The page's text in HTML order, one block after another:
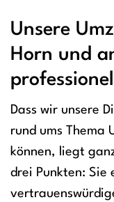
Unsere
Horn und
Dass wir unsere
rund ums Thema
können, liegt
drei Punkten: Sie